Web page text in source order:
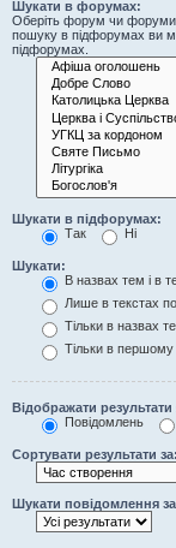
Шукати в форумах:
Оберіть форум чи
пошуку в підфорумах ви
підфорумах.
Шукати в підфорумах:
Так
Ні
Шукати:
В назвах тем і в
Лише в текстах
Тільки в назвах
Тільки в першому
Відображати результати
Повідомлень
Сортувати результати за:
Шукати повідомлення за